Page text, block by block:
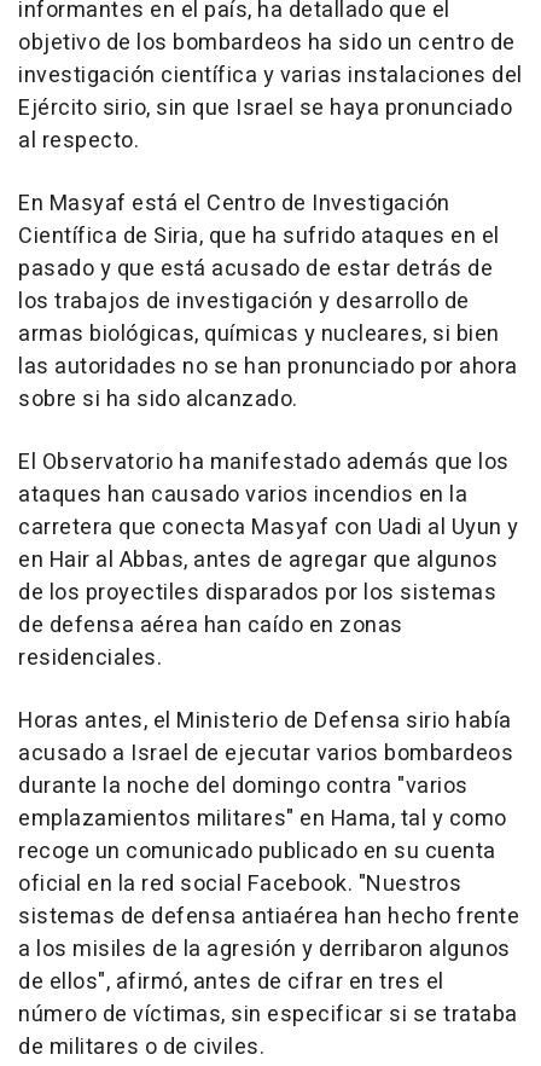
informantes en el país, ha detallado que el
objetivo de los bombardeos ha sido un centro de
investigación científica y varias instalaciones del
Ejército sirio, sin que Israel se haya pronunciado
al respecto.
En Masyaf está el Centro de Investigación
Científica de Siria, que ha sufrido ataques en el
pasado y que está acusado de estar detrás de
los trabajos de investigación y desarrollo de
armas biológicas, químicas y nucleares, si bien
las autoridades no se han pronunciado por ahora
sobre si ha sido alcanzado.
El Observatorio ha manifestado además que los
ataques han causado varios incendios en la
carretera que conecta Masyaf con Uadi al Uyun y
en Hair al Abbas, antes de agregar que algunos
de los proyectiles disparados por los sistemas
de defensa aérea han caído en zonas
residenciales.
Horas antes, el Ministerio de Defensa sirio había
acusado a Israel de ejecutar varios bombardeos
durante la noche del domingo contra "varios
emplazamientos militares" en Hama, tal y como
recoge un comunicado publicado en su cuenta
oficial en la red social Facebook. "Nuestros
sistemas de defensa antiaérea han hecho frente
a los misiles de la agresión y derribaron algunos
de ellos", afirmó, antes de cifrar en tres el
número de víctimas, sin especificar si se trataba
de militares o de civiles.